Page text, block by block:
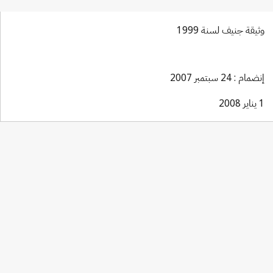
وثيقة جنيف لسنة 1999
إنضمام : 24 سبتمبر 2007
1 يناير 2008